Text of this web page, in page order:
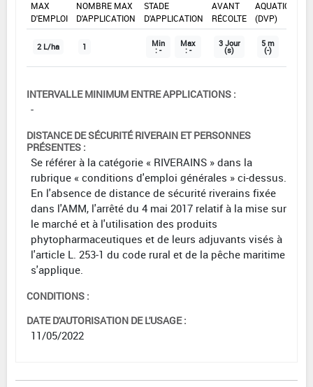
MAX
D'EMPLOI
NOMBRE MAX
D'APPLICATION
STADE
D'APPLICATION
AVANT
RÉCOLTE
AQUATIQUE
(DVP)
2 L/ha 1 Min
: -
Max
: -
3 Jour
(s)
5 m
(-)
INTERVALLE MINIMUM ENTRE APPLICATIONS :
-
DISTANCE DE SÉCURITÉ RIVERAIN ET PERSONNES
PRÉSENTES :
Se référer à la catégorie « RIVERAINS » dans la
rubrique « conditions d'emploi générales » ci-dessus.
En l'absence de distance de sécurité riverains fixée
dans l'AMM, l'arrêté du 4 mai 2017 relatif à la mise sur
le marché et à l'utilisation des produits
phytopharmaceutiques et de leurs adjuvants visés à
l'article L. 253-1 du code rural et de la pêche maritime
s'applique.
CONDITIONS :
DATE D'AUTORISATION DE L'USAGE :
11/05/2022